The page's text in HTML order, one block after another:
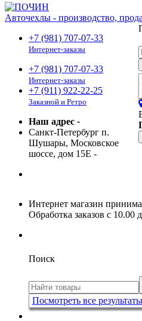
Авточехлы - производство,
+7 (981) 707-07-33
Интернет-заказы
+7 (981) 707-07-33
Интернет-заказы
+7 (911) 922-22-25
Заказной и Ретро
Наш адрес -
Санкт-Петербург п.
Шушары, Московское
шоссе, дом 15Е -
Интернет магазин
Обработка заказов с
Поиск
Посмотреть все результаты